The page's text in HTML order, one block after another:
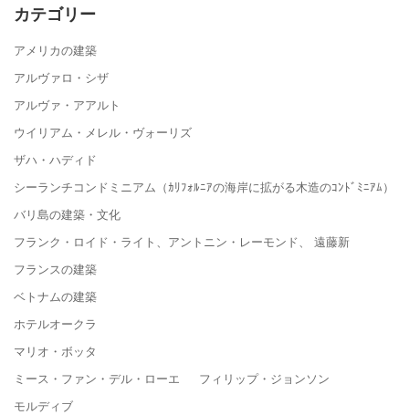
カテゴリー
アメリカの建築
アルヴァロ・シザ
アルヴァ・アアルト
ウイリアム・メレル・ヴォーリズ
ザハ・ハディド
シーランチコンドミニアム（ｶﾘﾌｫﾙﾆｱの海岸に拡がる木造のｺﾝﾄﾞﾐﾆｱﾑ）
バリ島の建築・文化
フランク・ロイド・ライト、アントニン・レーモンド、 遠藤新
フランスの建築
ベトナムの建築
ホテルオークラ
マリオ・ボッタ
ミース・ファン・デル・ローエ フィリップ・ジョンソン
モルディブ